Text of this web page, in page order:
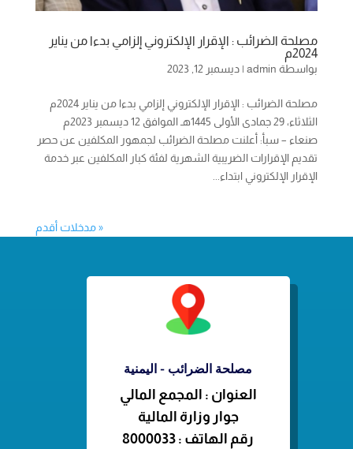
مصلحة الضرائب : الإقرار الإلكتروني إلزامي بدءا من يناير
2024م
بواسطة admin
| ديسمبر 12, 2023
مصلحة الضرائب : الإقرار الإلكتروني إلزامي بدءا من يناير 2024م
الثلاثاء، 29 جمادى الأولى 1445هـ الموافق 12 ديسمبر 2023م
صنعاء – سبأ: أعلنت مصلحة الضرائب لجمهور المكلفين عن حصر
تقديم الإقرارات الضريبية الشهرية لفئة كبار المكلفين عبر خدمة
الإقرار الإلكتروني ابتداء...
« مدخلات أقدم
مصلحة الضرائب - اليمنية
العنوان : المجمع المالي
جوار وزارة المالية
رقم الهاتف : 8000033